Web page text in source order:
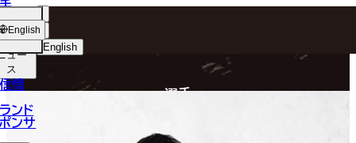
English
ョッ
プ
ュー
ス
情
ンド
ンサ
English
選手